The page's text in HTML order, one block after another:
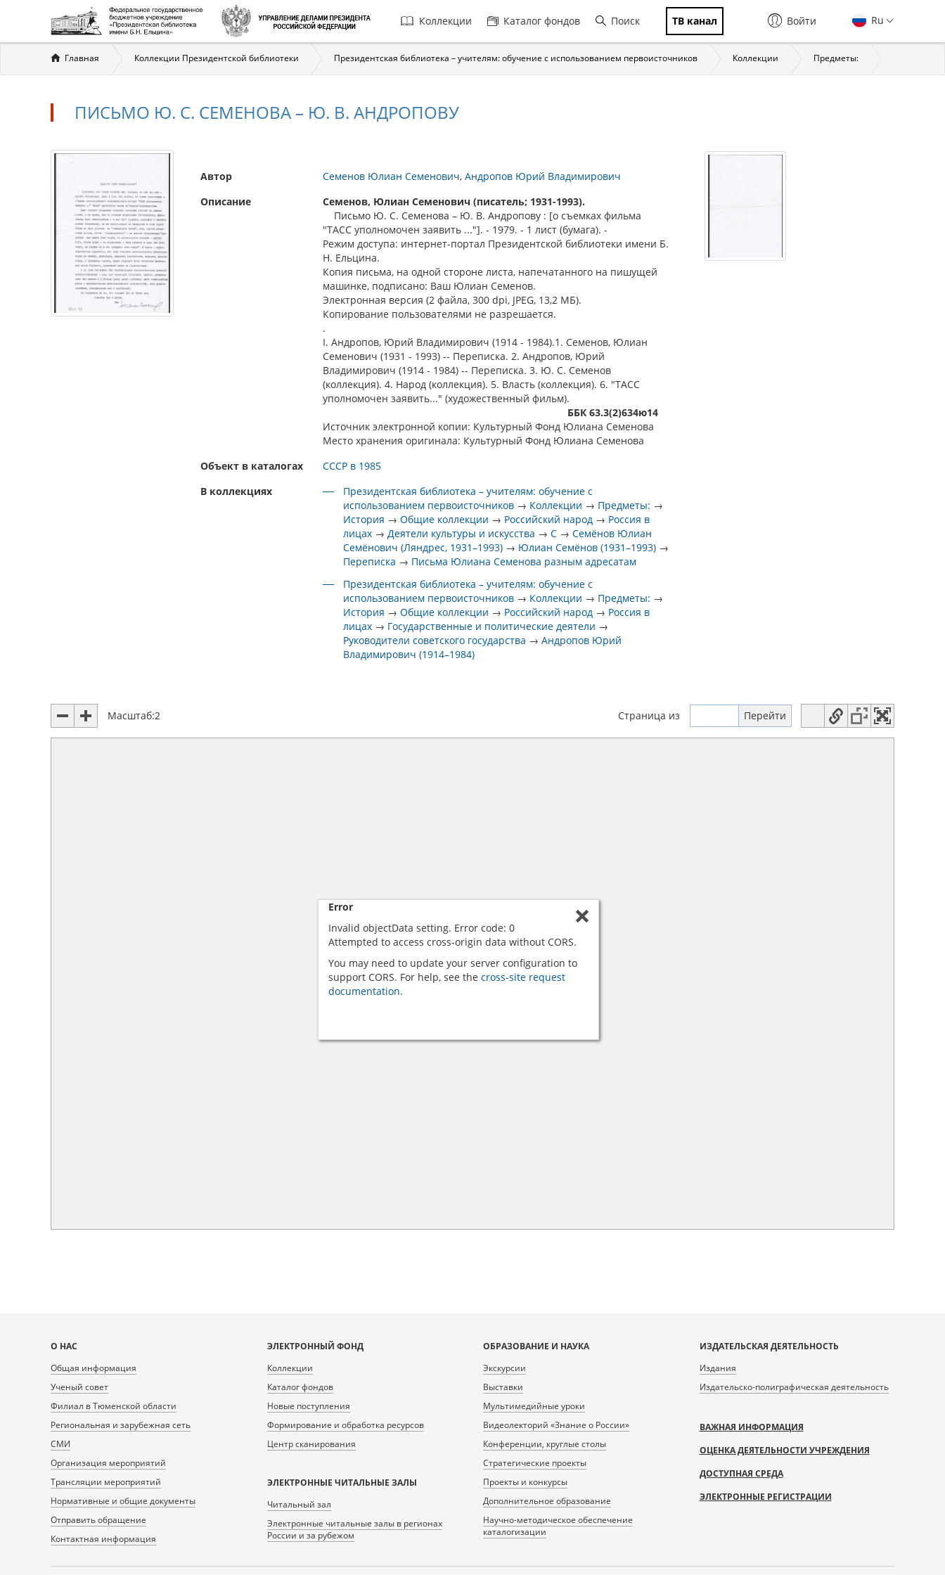
Главная
навигация
Коллекции Каталог фондов Поиск ТВ канал Ru
Войти
Вы
здесь
Главная Коллекции Президентской библиотеки Президентская библиотека – учителям: обучение с использованием первоисточников Коллекции Предметы:
ПИСЬМО Ю. С. СЕМЕНОВА – Ю. В. АНДРОПОВУ
Автор Семенов Юлиан Семенович Андропов Юрий Владимирович
Описание
Семенов, Юлиан Семенович (писатель; 1931-1993).
Письмо Ю. С. Семенова – Ю. В. Андропову : [о съемках фильма
"ТАСС уполномочен заявить ..."]. - 1979. - 1 лист (бумага). -
Режим доступа: интернет-портал Президентской библиотеки имени Б.
Н. Ельцина.
Копия письма, на одной стороне листа, напечатанного на пишущей
машинке, подписано: Ваш Юлиан Семенов.
Электронная версия (2 файла, 300 dpi, JPEG, 13,2 МБ).
Копирование пользователями не разрешается.
.
I. Андропов, Юрий Владимирович (1914 - 1984).1. Семенов, Юлиан
Семенович (1931 - 1993) -- Переписка. 2. Андропов, Юрий
Владимирович (1914 - 1984) -- Переписка. 3. Ю. С. Семенов
(коллекция). 4. Народ (коллекция). 5. Власть (коллекция). 6. "ТАСС
уполномочен заявить..." (художественный фильм).
ББК 63.3(2)634ю14
Источник электронной копии: Культурный Фонд Юлиана Семенова
Место хранения оригинала: Культурный Фонд Юлиана Семенова
Объект в каталогах
СССР в 1985
В коллекциях
Президентская библиотека – учителям: обучение с
использованием первоисточников → Коллекции → Предметы: →
История →Общие коллекции → Российский народ → Россия в
лицах →Деятели культуры и искусства →С →Семёнов Юлиан
Семёнович (Ляндрес, 1931–1993) → Юлиан Семёнов (1931–1993) →
Переписка → Письма Юлиана Семенова разным адресатам
Президентская библиотека – учителям: обучение с
использованием первоисточников → Коллекции → Предметы: →
История →Общие коллекции → Российский народ → Россия в
лицах → Государственные и политические деятели →
Руководители советского государства →Андропов Юрий
Владимирович (1914–1984)
Масштаб:2 Страница из
Error
Invalid objectData setting. Error code: 0
Attempted to access cross-origin data without CORS.
You may need to update your server configuration to
support CORS. For help, see the cross-site request
documentation.
Карта
сайта
О НАС
Общая информация
Ученый совет
Филиал в Тюменской области
Региональная и зарубежная сеть
СМИ
Организация мероприятий
Трансляции мероприятий
Нормативные и общие документы
Отправить обращение
Контактная информация
ЭЛЕКТРОННЫЙ ФОНД
Коллекции
Каталог фондов
Новые поступления
Формирование и обработка ресурсов
Центр сканирования
ЭЛЕКТРОННЫЕ ЧИТАЛЬНЫЕ ЗАЛЫ
Читальный зал
Электронные читальные залы в регионах
России и за рубежом
ОБРАЗОВАНИЕ И НАУКА
Экскурсии
Выставки
Мультимедийные уроки
Видеолекторий «Знание о России»
Конференции, круглые столы
Стратегические проекты
Проекты и конкурсы
Дополнительное образование
Научно-методическое обеспечение
каталогизации
ИЗДАТЕЛЬСКАЯ ДЕЯТЕЛЬНОСТЬ
Издания
Издательско-полиграфическая деятельность
ВАЖНАЯ ИНФОРМАЦИЯ
ОЦЕНКА ДЕЯТЕЛЬНОСТИ УЧРЕЖДЕНИЯ
ДОСТУПНАЯ СРЕДА
ЭЛЕКТРОННЫЕ РЕГИСТРАЦИИ